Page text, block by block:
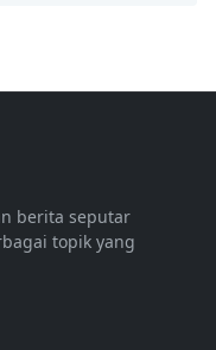
berita seputar
topik yang